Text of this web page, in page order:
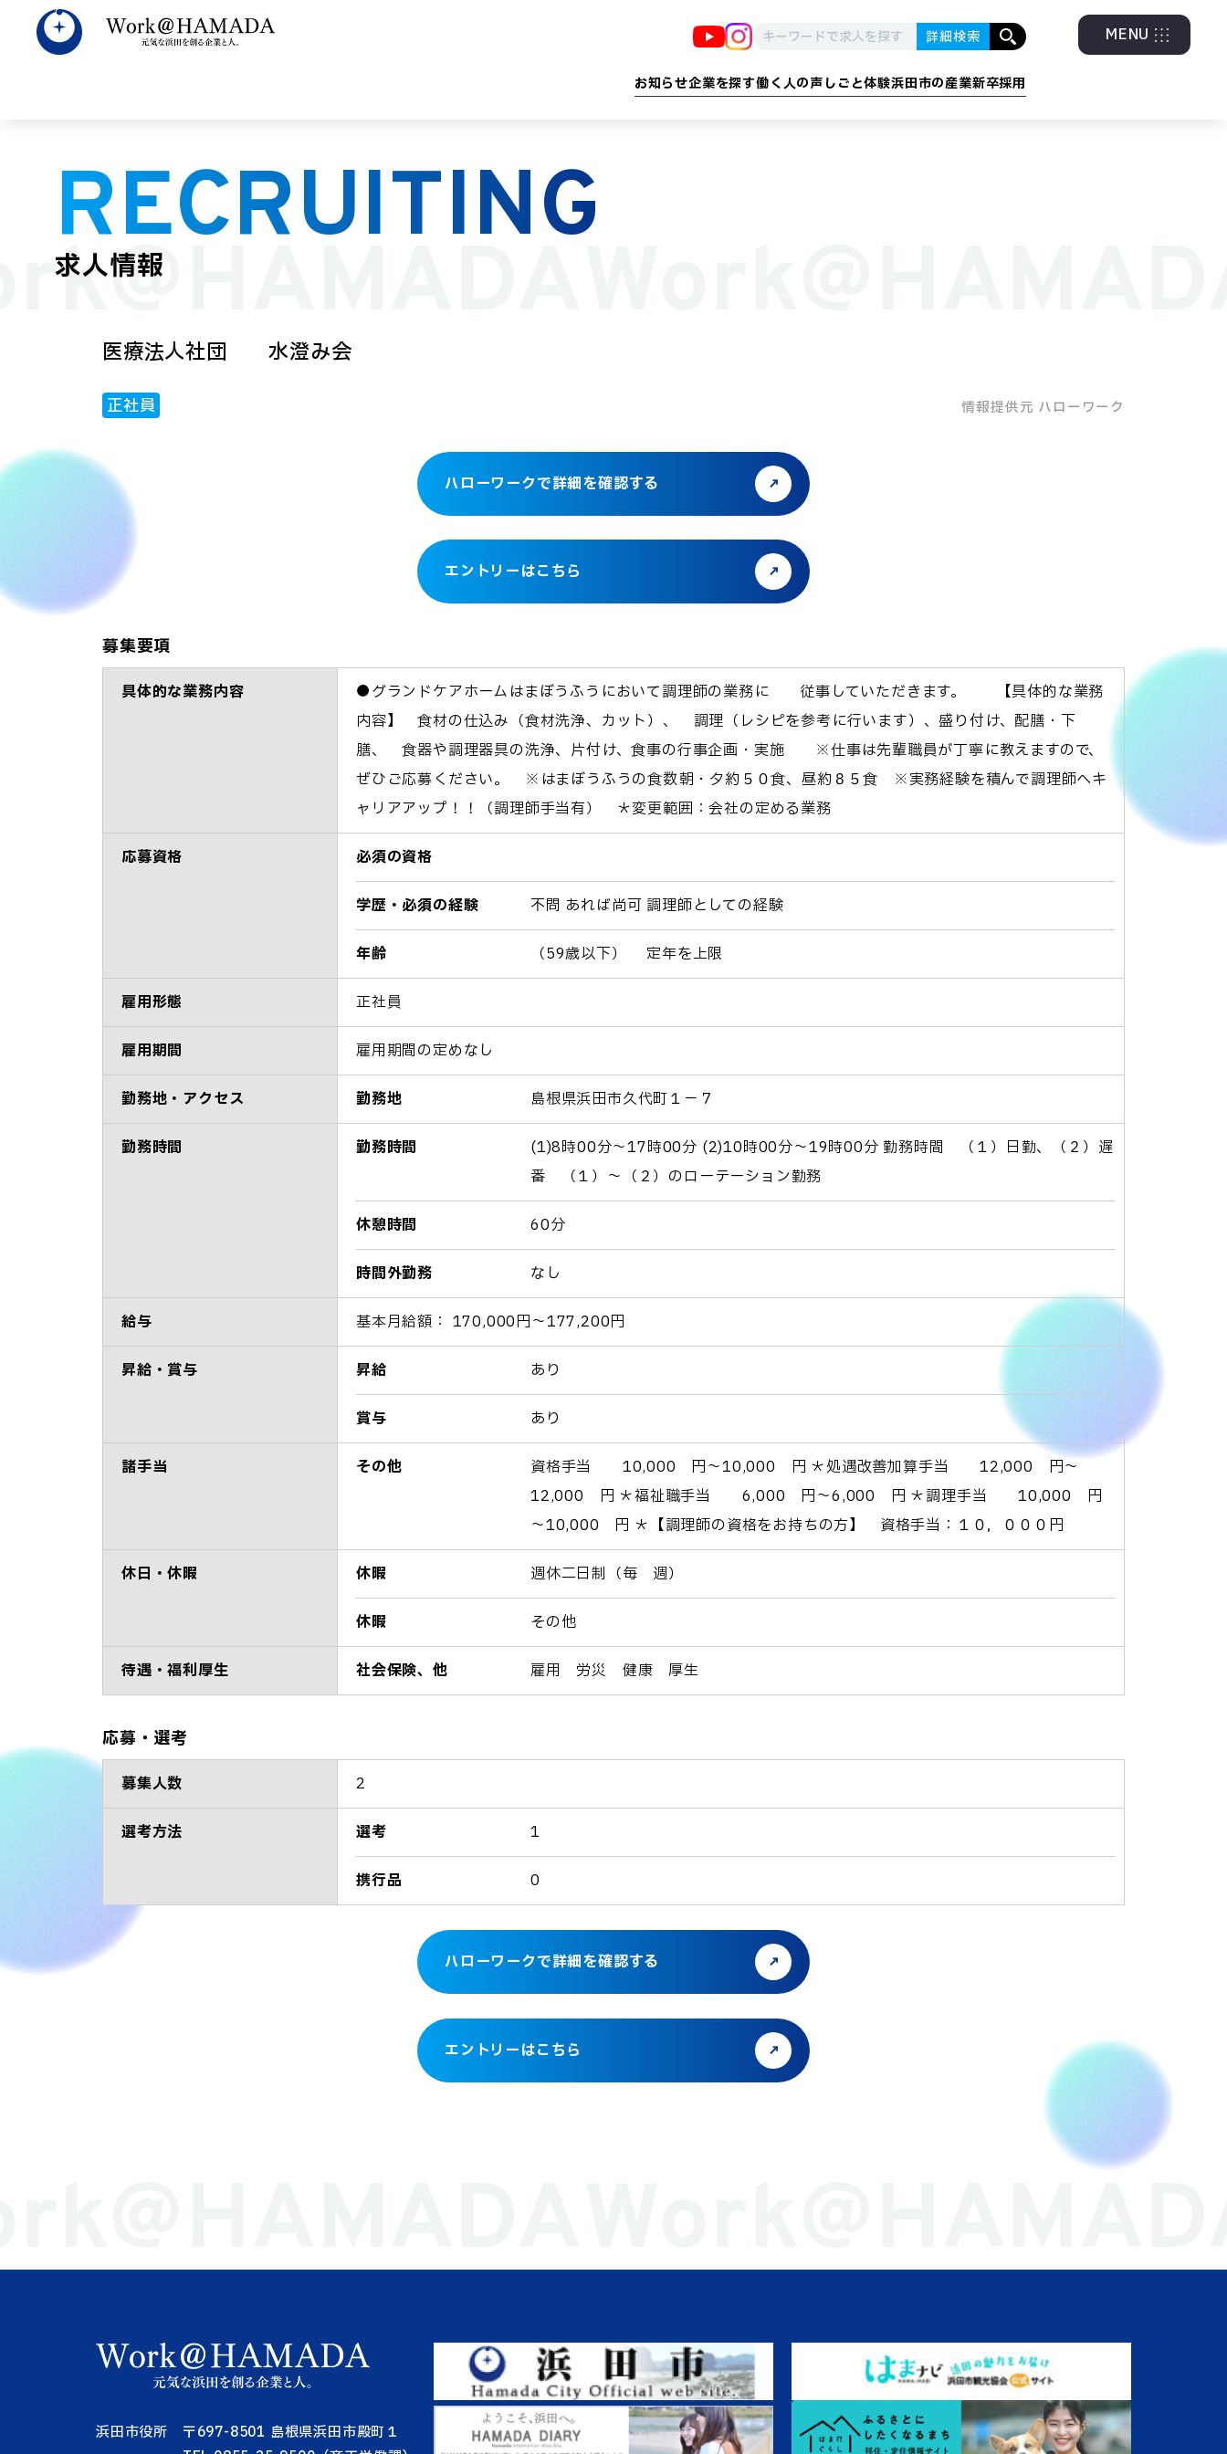
詳細検索 MENU
お知らせ企業を探す
広告・印刷・情報建設・設備・ 設計
働く人の声しごと体験浜田市の産業
子育て・教育医療・福祉防犯・防災
新卒採用
RECRUITING
求人情報
医療法人社団 水澄み会
正社員 情報提供元 ハローワーク
ハローワークで詳細を確認する
エントリーはこちら
募集要項
具体的な業務内容
●グランドケアホームはまぼうふうにおいて調理師の業務に 従事していただきます。 【具体的な業務
内容】 食材の仕込み（食材洗浄、カット）、 調理（レシピを参考に行います）、盛り付け、配膳・下
膳、 食器や調理器具の洗浄、片付け、食事の行事企画・実施 ※仕事は先輩職員が丁寧に教えますので、
ぜひご応募ください。 ※はまぼうふうの食数→朝・夕約５０食、昼約８５食 ※実務経験を積んで調理師へキ
ャリアアップ！！（調理師手当有） ＊変更範囲：会社の定める業務
応募資格 必須の資格
学歴・必須の経験 不問 あれば尚可 調理師としての経験
年齢 （59歳以下） 定年を上限
雇用形態 正社員
雇用期間 雇用期間の定めなし
勤務地・アクセス 勤務地 島根県浜田市久代町１－７
勤務時間 勤務時間
(1)8時00分～17時00分 (2)10時00分～19時00分 勤務時間 （１）日勤、（２）遅
番 （１）～（２）のローテーション勤務
休憩時間 60分
時間外勤務 なし
給与 基本月給額： 170,000円～177,200円
昇給・賞与 昇給 あり
賞与 あり
諸手当 その他
資格手当 10,000 円～10,000 円 ＊処遇改善加算手当 12,000 円～
12,000 円 ＊福祉職手当 6,000 円～6,000 円 ＊調理手当 10,000 円
～10,000 円 ＊【調理師の資格をお持ちの方】 資格手当：１０，０００円
休日・休暇 休暇 週休二日制（毎 週）
休暇 その他
待遇・福利厚生 社会保険、他 雇用 労災 健康 厚生
応募・選考
募集人数 2
選考方法 選考 1
携行品 0
ハローワークで詳細を確認する
エントリーはこちら
浜田市役所 〒697-8501 島根県浜田市殿町１